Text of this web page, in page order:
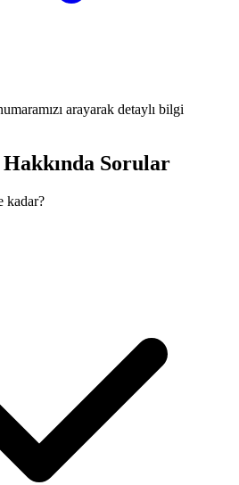
arayarak detaylı bilgi
Sorular
kadar?